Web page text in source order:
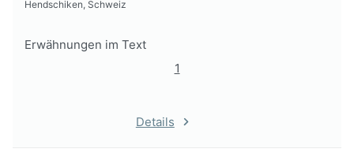
Hendschiken, Schweiz
Erwähnungen im Text
1
Details